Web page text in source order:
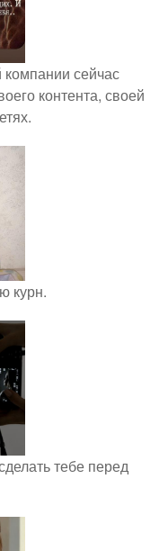
компании сейчас
контента, своей
курн.
тебе перед